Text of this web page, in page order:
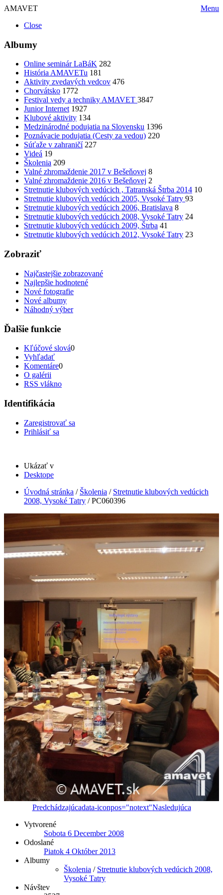
AMAVET
Menu
Close
Albumy
Online seminár LaBáK 282
História AMAVETu 181
Aktivity zvedavých vedcov 476
Chorvátsko 1772
Festival vedy a techniky AMAVET 3847
Junior Internet 1927
Klubové aktivity 134
Medzinárodné podujatia na Slovensku 1396
Poznávacie podujatia (Cesty za vedou) 220
Súťaže v zahraničí 227
Videá 19
Školenia 209
Valné zhromaždenie 2017 v Bešeňovej 8
Valné zhromaždenie 2016 v Bešeňovej 2
Stretnutie klubových vedúcich , Tatranská Štrba 2014 10
Stretnutie klubových vedúcich 2005, Vysoké Tatry 93
Stretnutie klubových vedúcich 2006, Bratislava 8
Stretnutie klubových vedúcich 2008, Vysoké Tatry 24
Stretnutie klubových vedúcich 2009, Štrba 41
Stretnutie klubových vedúcich 2012, Vysoké Tatry 23
Zobraziť
Najčastejšie zobrazované
Najlepšie hodnotené
Nové fotografie
Nové albumy
Náhodný výber
Ďalšie funkcie
Kľúčové slová0
Vyhľadať
Komentáre0
O galérii
RSS vlákno
Identifikácia
Zaregistrovať sa
Prihlásiť sa
Ukázať v
Desktope
Úvodná stránka / Školenia / Stretnutie klubových vedúcich
2008, Vysoké Tatry /PC060396
Predchádzajúcadata-iconpos="notext"Nasledujúca
Vytvorené
Sobota 6 December 2008
Odoslané
Piatok 4 Október 2013
Albumy
Školenia / Stretnutie klubových vedúcich 2008,
Vysoké Tatry
Návštev